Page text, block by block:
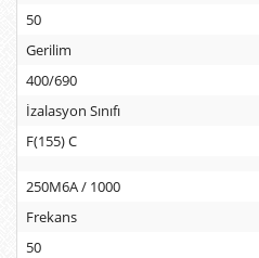
50
Gerilim
400/690
İzalasyon Sınıfı
F(155) C
250M6A / 1000
Frekans
50